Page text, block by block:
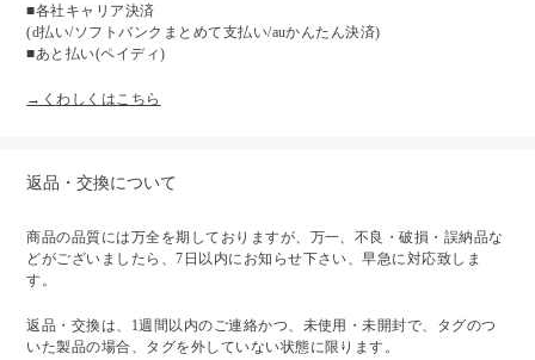
■各社キャリア決済
(d払い/ソフトバンクまとめて支払い/auかんたん決済)
■あと払い(ペイディ)
→くわしくはこちら
返品・交換について
商品の品質には万全を期しておりますが、万一、不良・破損・誤納品な
どがございましたら、7日以内にお知らせ下さい、早急に対応致しま
す。
返品・交換は、1週間以内のご連絡かつ、未使用・未開封で、タグのつ
いた製品の場合、タグを外していない状態に限ります。